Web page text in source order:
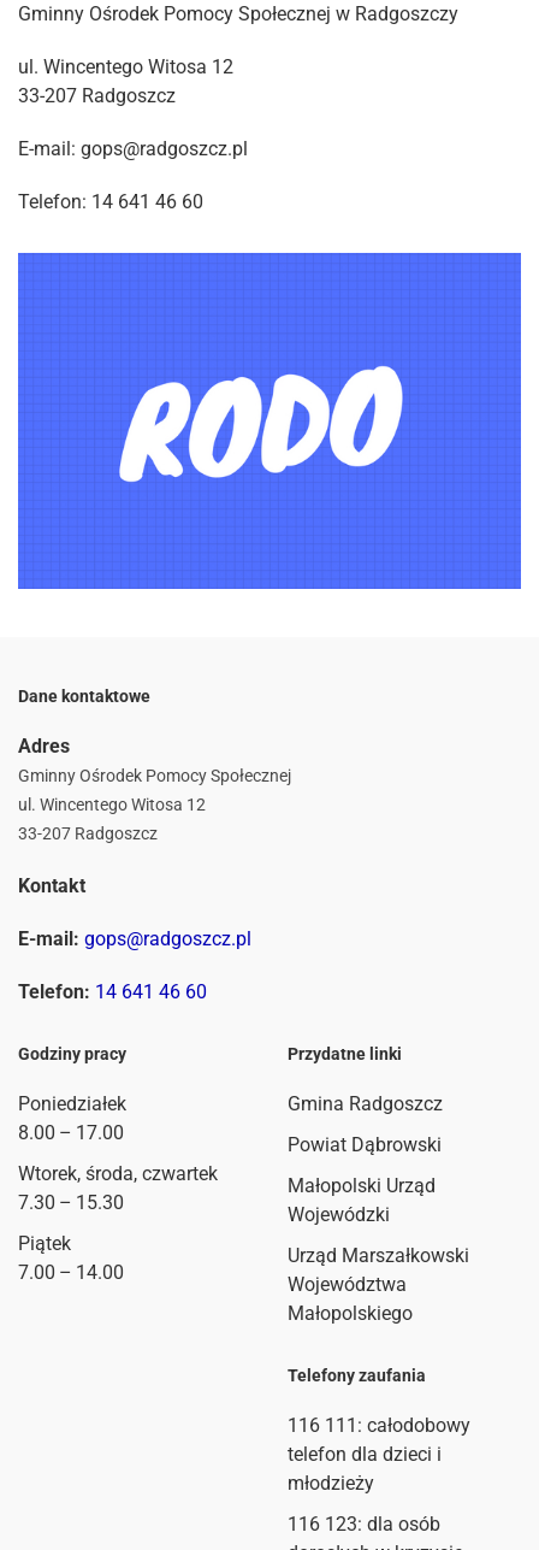
Gminny Ośrodek Pomocy Społecznej w Radgoszczy
ul. Wincentego Witosa 12
33-207 Radgoszcz
E-mail: gops@radgoszcz.pl
Telefon: 14 641 46 60
Dane kontaktowe
Adres
Gminny Ośrodek Pomocy Społecznej
ul. Wincentego Witosa 12
33-207 Radgoszcz
Kontakt
E-mail: gops@radgoszcz.pl
Telefon: 14 641 46 60
Godziny pracy
Poniedziałek
8.00 – 17.00
Wtorek, środa, czwartek
7.30 – 15.30
Piątek
7.00 – 14.00
Przydatne linki
Gmina Radgoszcz
Powiat Dąbrowski
Małopolski Urząd
Wojewódzki
Urząd Marszałkowski
Województwa
Małopolskiego
Telefony zaufania
116 111 : całodobowy
telefon dla dzieci i
młodzieży
116 123: dla osób